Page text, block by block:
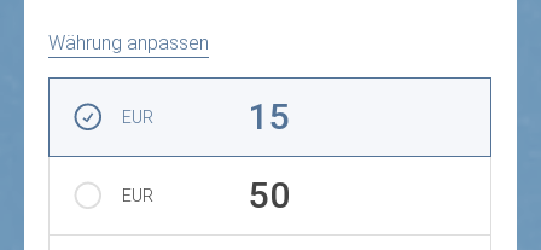
Währung anpassen
EUR 15
EUR 50